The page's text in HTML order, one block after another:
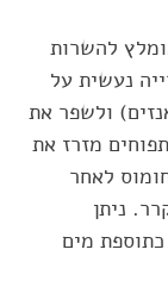
להשרות
נעשית על
ולשפר ‏את
מזרז את
לאחר
ניתן
מים